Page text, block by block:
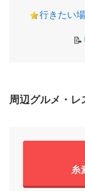
行きたい
📝
周辺グルメ・
糸